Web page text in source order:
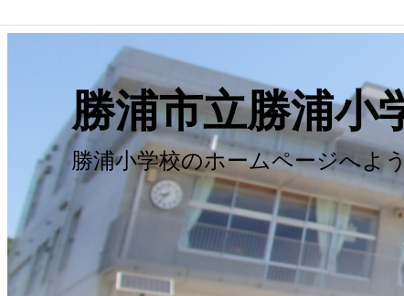
勝浦市立勝浦小
勝浦小学校のホームページへよ